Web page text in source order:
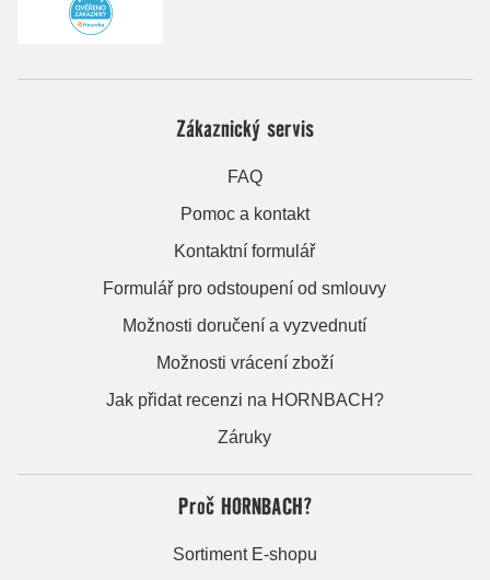
Zákaznický servis
FAQ
Pomoc a kontakt
Kontaktní formulář
Formulář pro odstoupení od smlouvy
Možnosti doručení a vyzvednutí
Možnosti vrácení zboží
Jak přidat recenzi na HORNBACH?
Záruky
Proč HORNBACH?
Sortiment E-shopu